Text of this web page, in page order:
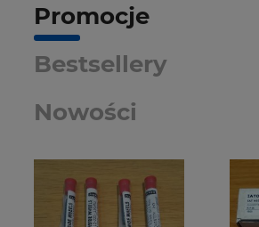
Promocje
Nowości
Bestsellery